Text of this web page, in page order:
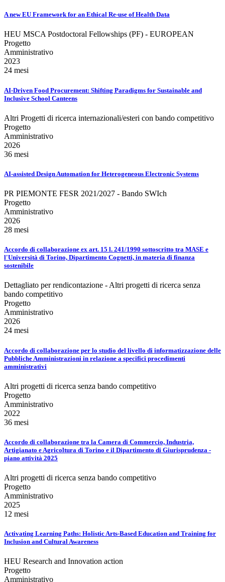
A new EU Framework for an Ethical Re-use of Health Data
HEU MSCA Postdoctoral Fellowships (PF) - EUROPEAN
Progetto
Amministrativo
2023
24 mesi
AI-Driven Food Procurement: Shifting Paradigms for Sustainable and
Inclusive School Canteens
Altri Progetti di ricerca internazionali/esteri con bando competitivo
Progetto
Amministrativo
2026
36 mesi
AI-assisted Design Automation for Heterogeneous Electronic Systems
PR PIEMONTE FESR 2021/2027 - Bando SWIch
Progetto
Amministrativo
2026
28 mesi
Accordo di collaborazione ex art. 15 l. 241/1990 sottoscritto tra MASE e
l'Università di Torino, Dipartimento Cognetti, in materia di finanza
sostenibile
Dettagliato per rendicontazione - Altri progetti di ricerca senza
bando competitivo
Progetto
Amministrativo
2026
24 mesi
Accordo di collaborazione per lo studio del livello di informatizzazione delle
Pubbliche Amministrazioni in relazione a specifici procedimenti
amministrativi
Altri progetti di ricerca senza bando competitivo
Progetto
Amministrativo
2022
36 mesi
Accordo di collaborazione tra la Camera di Commercio, Industria,
Artigianato e Agricoltura di Torino e il Dipartimento di Giurisprudenza -
piano attività 2025
Altri progetti di ricerca senza bando competitivo
Progetto
Amministrativo
2025
12 mesi
Activating Learning Paths: Holistic Arts-Based Education and Training for
Inclusion and Cultural Awareness
HEU Research and Innovation action
Progetto
Amministrativo